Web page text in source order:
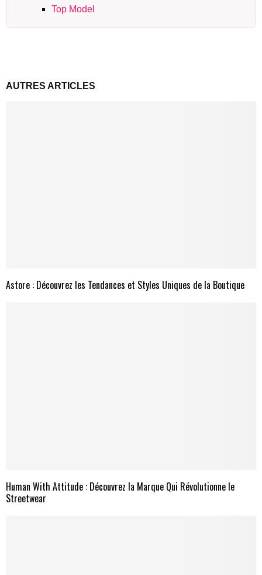
Top Model
AUTRES ARTICLES
Astore : Découvrez les Tendances et Styles Uniques de la Boutique
Human With Attitude : Découvrez la Marque Qui Révolutionne le
Streetwear